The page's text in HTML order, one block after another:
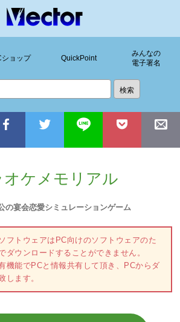
ショップ QuickPoint
みんなの
電子署名
オケメモリアル
の宴会恋愛シミュレーションゲーム
フトウェアはPC向けのソフトウェアのた
ダウンロードすることができません。
機能でPCと情報共有して頂き、PCからダ
します。